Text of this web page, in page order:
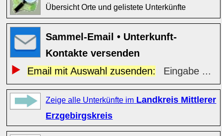
Übersicht Orte und gelistete Unterkünfte
Sammel-Email • Unterkunft-
Kontakte versenden
Email mit Auswahl zusenden:
Eingabe ...
Zeige alle Unterkünfte im Landkreis Mittlerer
Erzgebirgskreis